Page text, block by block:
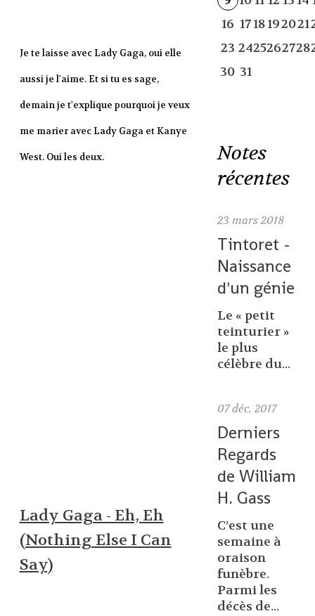
Je te laisse avec Lady Gaga, oui elle
aussi je l'aime. Et si tu es sage,
demain je t'explique pourquoi je veux
me marier avec Lady Gaga et Kanye
West. Oui les deux.
Lady Gaga - Eh, Eh
(Nothing Else I Can
Say)
16 1718192021
23 2425262728
30 31
Notes
récentes
23 mars 2018
Tintoret -
Naissance
d'un génie
Le « petit
teinturier »
le plus
célèbre du...
07 déc. 2017
Derniers
Regards
de William
H. Gass
C’est une
semaine à
oraison
funèbre.
Parmi les
décès de...